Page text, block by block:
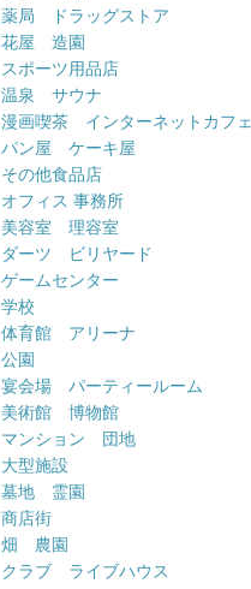
薬局 ドラッグストア
花屋 造園
スポーツ用品店
温泉 サウナ
漫画喫茶 インターネットカフェ
パン屋 ケーキ屋
その他食品店
オフィス 事務所
美容室 理容室
ダーツ ビリヤード
ゲームセンター
学校
体育館 アリーナ
公園
宴会場 パーティールーム
美術館 博物館
マンション 団地
大型施設
墓地 霊園
商店街
畑 農園
クラブ ライブハウス